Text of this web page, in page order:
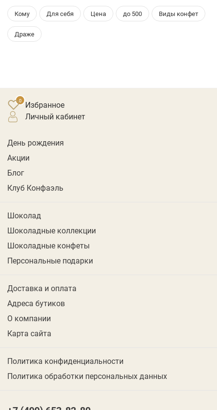
Кому Для себя Цена до 500 Виды конфет
Драже
Избранное
личный кабинет
День рождения
Акции
Блог
Клуб Конфаэль
Шоколад
Шоколадные коллекции
Шоколадные конфеты
Персональные подарки
Доставка и оплата
Адреса бутиков
О компании
Карта сайта
Политика конфиденциальности
Политика обработки персональных данных